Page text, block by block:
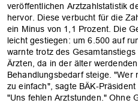
veröffentlichen Arztzahlstatistik
hervor. Diese verbucht für die
ein Minus von 1,1 Prozent. Die
leicht gestiegen: um 6.500 auf
warnte trotz des
Ärzten, da in der älter
Behandlungsbedarf steige. "Wer
zu einfach", sagte BÄK-
"Uns fehlen Arztstunden." Ohne